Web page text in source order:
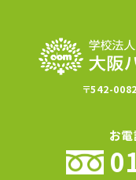
〒542-
お